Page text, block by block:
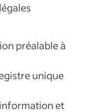
préalable à
unique
et